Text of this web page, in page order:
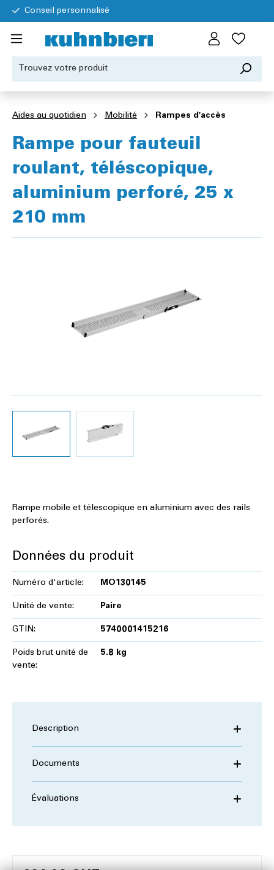
Conseil personnalisé
Aides au quotidien Mobilité Rampes d'accès
Rampe pour fauteuil
roulant, téléscopique,
aluminium perforé, 25 x
210 mm
Rampe mobile et télescopique en aluminium avec des rails
perforés.
Données du produit
Numéro d'article: MO130145
Unité de vente: Paire
GTIN: 5740001415216
Poids brut unité de
vente:
5.8 kg
Description
Documents
Évaluations